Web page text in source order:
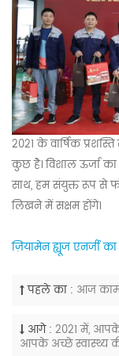
2021 के वार्षिक
कुछ है। विशाल ऊर्जा
साथ, हम संयुक्त रूप से
लिखने में सक्षम होंगे।
ज़ियामेन ह्यूज एनर्जी का
पहले का : आज
आगे : 2021 में, आपके
आपके अच्छे स्वास्थ्य